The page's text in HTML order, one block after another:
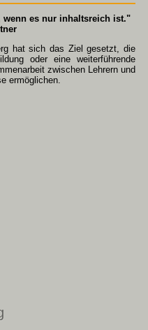
wenn es nur inhaltsreich ist."
hat sich das Ziel gesetzt, die
oder eine weiterführende
zwischen Lehrern und
ermöglichen.